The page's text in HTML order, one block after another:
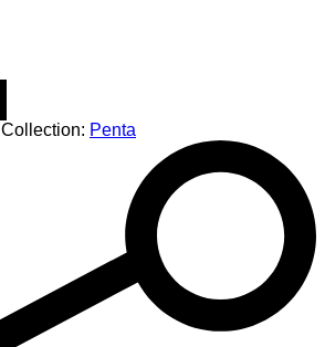
Collection: Penta